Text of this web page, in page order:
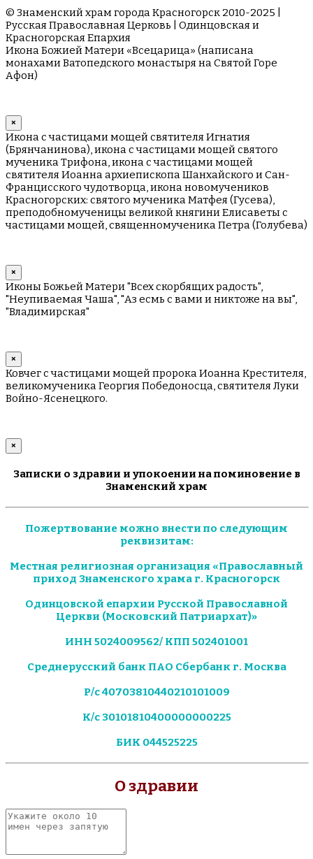
© Знаменский храм города Красногорск 2010-2025 |
Русская Православная Церковь | Одинцовская и
Красногорская Епархия
Икона Божией Матери «Всецарица» (написана
монахами Ватопедского монастыря на Cвятой Горе
Афон)
×
Икона с частицами мощей святителя Игнатия
(Брянчанинова), икона с частицами мощей святого
мученика Трифона, икона с частицами мощей
святителя Иоанна архиепископа Шанхайского и Сан-
Францисского чудотворца, икона новомучеников
Красногорских: святого мученика Матфея (Гусева),
преподобномученицы великой княгини Елисаветы с
частицами мощей, священномученика Петра (Голубева)
×
Иконы Божьей Матери "Всех скорбящих радость",
"Неупиваемая Чаша", "Аз есмь с вами и никтоже на вы",
"Владимирская"
×
Ковчег с частицами мощей пророка Иоанна Крестителя,
великомученика Георгия Победоносца, святителя Луки
Войно-Ясенецкого.
×
Записки о здравии и упокоении на поминовение в
Знаменский храм
Пожертвование можно внести по следующим
реквизитам:
Местная религиозная организация «Православный
приход Знаменского храма г. Красногорск
Одинцовской епархии Русской Православной
Церкви (Московский Патриархат)»
ИНН 5024009562/ КПП 502401001
Среднерусский банк ПАО Сбербанк г. Москва
Р/с 40703810440210101009
К/с 30101810400000000225
БИК 044525225
О здравии
Укажите
около
имен